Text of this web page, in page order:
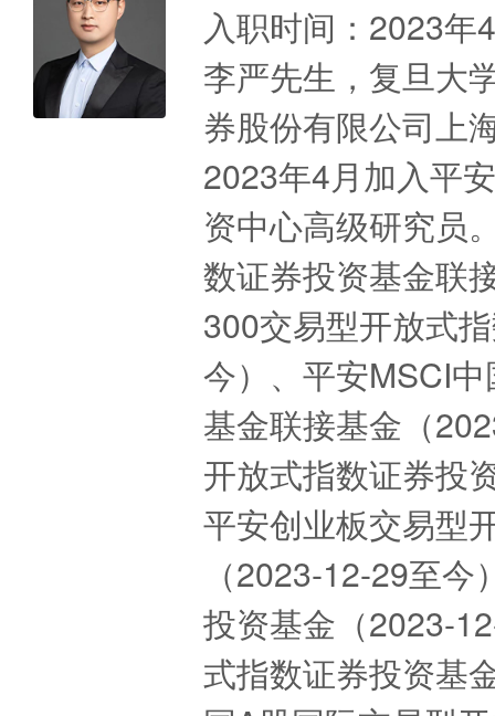
入职时间：2023年
李严先生，复旦大
券股份有限公司上
2023年4月加入平
资中心高级研究员
数证券投资基金联
300交易型开放式
今）、平安MSCI
基金联接基金（
开放式指数证券投
平安创业板交易型
（2023-12-29至
投资基金（2023-
式指数证券投资基